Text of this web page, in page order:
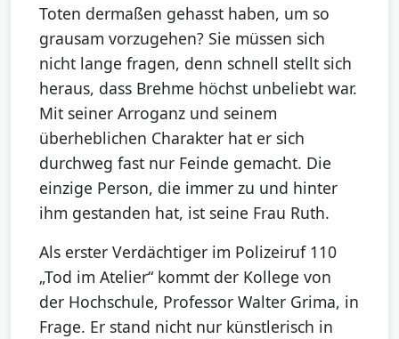
Toten dermaßen gehasst haben, um so
grausam vorzugehen? Sie müssen sich
nicht lange fragen, denn schnell stellt sich
heraus, dass Brehme höchst unbeliebt war.
Mit seiner Arroganz und seinem
überheblichen Charakter hat er sich
durchweg fast nur Feinde gemacht. Die
einzige Person, die immer zu und hinter
ihm gestanden hat, ist seine Frau Ruth.
Als erster Verdächtiger im Polizeiruf 110
„Tod im Atelier“ kommt der Kollege von
der Hochschule, Professor Walter Grima, in
Frage. Er stand nicht nur künstlerisch in